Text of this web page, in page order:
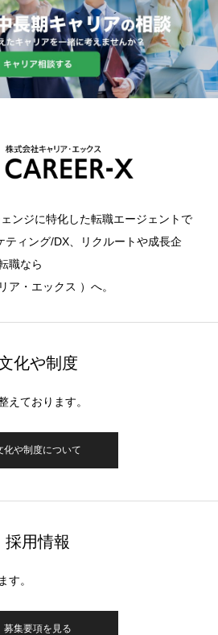
ンジに特化した転職エージェントで
ティング/DX、リクルートや成長企
職なら
ア・エックス ）へ。
化や制度
えております。
化や制度について
採用情報
す。
募集要項を見る